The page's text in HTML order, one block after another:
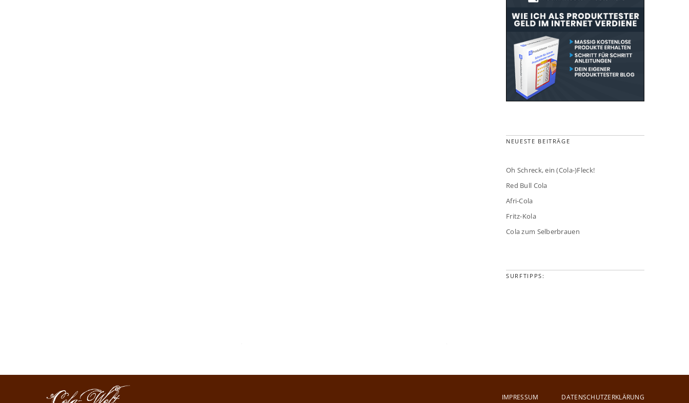
NEUESTE BEITRÄGE
Oh Schreck, ein (Cola-)Fleck!
Red Bull Cola
Afri-Cola
Fritz-Kola
Cola zum Selberbrauen
SURFTIPPS:
IMPRESSUM DATENSCHUTZERKLÄRUNG